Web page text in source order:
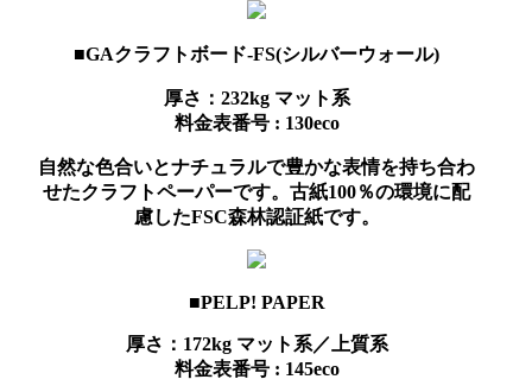
■GAクラフトボード-FS(シルバーウォール)
厚さ：232kg マット系
料金表番号 : 130eco
自然な色合いとナチュラルで豊かな表情を持ち合わ
せたクラフトペーパーです。古紙100％の環境に配
慮したFSC森林認証紙です。
■PELP! PAPER
厚さ：172kg マット系／上質系
料金表番号 : 145eco